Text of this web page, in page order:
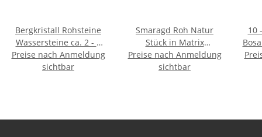
Bergkristall Rohsteine
Wassersteine ca. 2 - 4
cm
Preise nach Anmeldung
sichtbar
Smaragd Roh Natur
Stück in Matrix
(Muttergestein) Größe
M: ca. 20 - 30 mm
Preise nach Anmeldung
sichtbar
10